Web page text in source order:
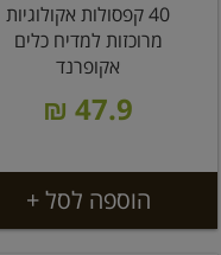
40 קפסולות אקולוגיות
מרוכזות למדיח כלים
אקופרנד
47.9 ₪
הוספה לסל +